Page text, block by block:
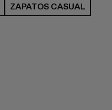
ZAPATOS CASUAL